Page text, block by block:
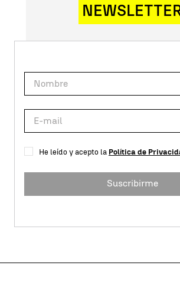
He leído y acepto la Política de
Suscribirme